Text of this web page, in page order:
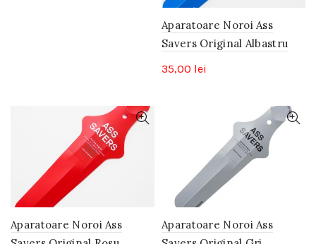
Aparatoare Noroi Ass
Savers Original Albastru
35,00 lei
Aparatoare Noroi Ass
Aparatoare Noroi Ass